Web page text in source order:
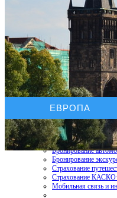
Карты и
Интерактивная карта
Карты платных дорог
Карта сайта
Услуги On-line
Бронирование отелей
Бронирование
Бронирование
Страхование
Страхование
Мобильная связь и
ЕВРОПА